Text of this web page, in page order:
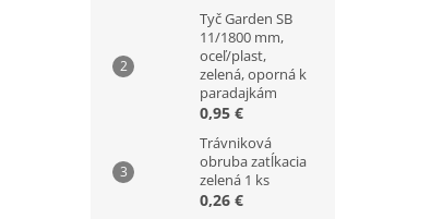
Tyč Garden SB
11/1800 mm,
oceľ/plast,
zelená, oporná k
paradajkám
0,95 €
Trávniková
obruba zatĺkacia
zelená 1 ks
0,26 €